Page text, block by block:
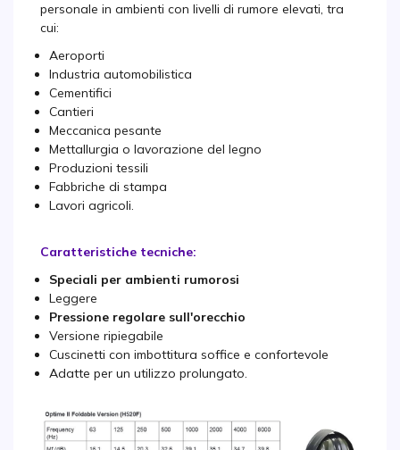
personale in ambienti con livelli di rumore elevati, tra
cui:
Aeroporti
Industria automobilistica
Cementifici
Cantieri
Meccanica pesante
Mettallurgia o lavorazione del legno
Produzioni tessili
Fabbriche di stampa
Lavori agricoli.
Caratteristiche tecniche:
Speciali per ambienti rumorosi
Leggere
Pressione regolare sull'orecchio
Versione ripiegabile
Cuscinetti con imbottitura soffice e confortevole
Adatte per un utilizzo prolungato.